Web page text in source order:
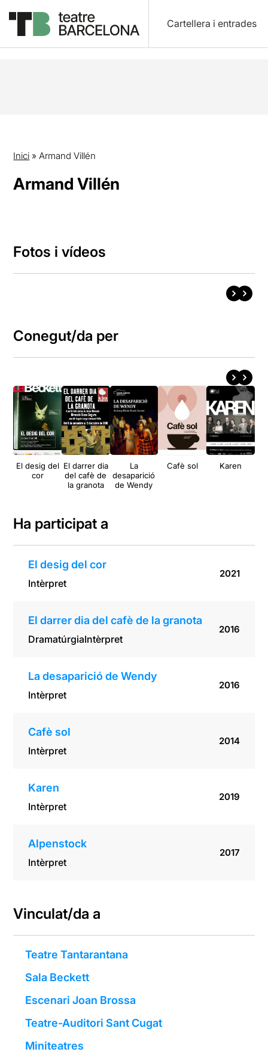
Cartellera i entrades
Inici »Armand Villén
Armand Villén
Fotos i vídeos
Conegut/da per
El desig del
cor
El darrer dia
del cafè de
la granota
La
desaparició
de Wendy
Cafè sol Karen
Ha participat a
El desig del cor
Intèrpret
2021
El darrer dia del cafè de la granota
DramatúrgiaIntèrpret
2016
La desaparició de Wendy
Intèrpret
2016
Cafè sol
Intèrpret
2014
Karen
Intèrpret
2019
Alpenstock
Intèrpret
2017
Vinculat/da a
Teatre Tantarantana
Sala Beckett
Escenari Joan Brossa
Teatre-Auditori Sant Cugat
Miniteatres